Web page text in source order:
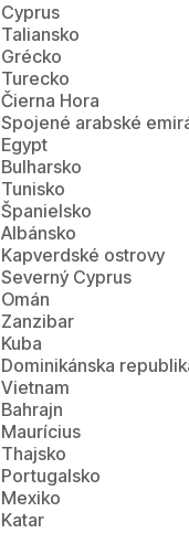
Cyprus
Taliansko
Grécko
Turecko
Čierna Hora
Spojené arabské
Egypt
Bulharsko
Tunisko
Španielsko
Albánsko
Kapverdské ostrovy
Severný Cyprus
Omán
Zanzibar
Kuba
Dominikánska
Vietnam
Bahrajn
Maurícius
Thajsko
Portugalsko
Mexiko
Katar